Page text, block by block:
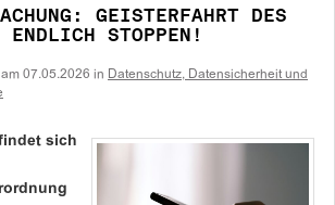
GEISTERFAHRT DES
ENDLICH STOPPEN!
am 07.05.2026 in Datenschutz, Datensicherheit und
sich